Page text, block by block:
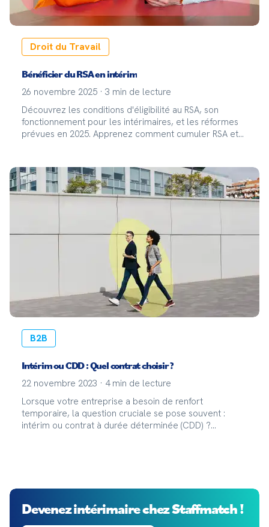
Droit du Travail
Bénéficier du RSA en intérim
26 novembre 2025 · 3 min de lecture
Découvrez les conditions d'éligibilité au RSA, son
fonctionnement pour les intérimaires, et les réformes
prévues en 2025. Apprenez comment cumuler RSA et
B2B
Intérim ou CDD : Quel contrat choisir ?
22 novembre 2023 · 4 min de lecture
Lorsque votre entreprise a besoin de renfort
temporaire, la question cruciale se pose souvent :
intérim ou contrat à durée déterminée (CDD) ?
Devenez intérimaire chez Staffmatch !